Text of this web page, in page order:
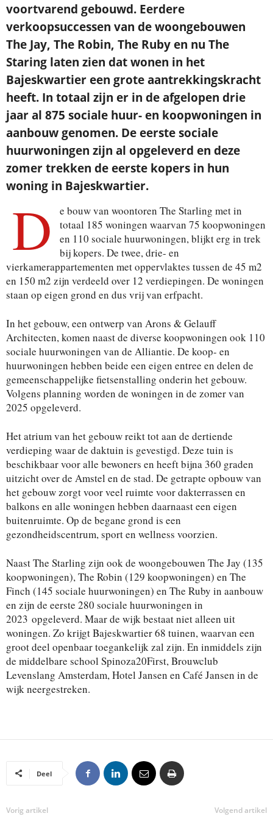
voortvarend gebouwd. Eerdere
verkoopsuccessen van de woongebouwen
The Jay, The Robin, The Ruby en nu The
Staring laten zien dat wonen in het
Bajeskwartier een grote aantrekkingskracht
heeft. In totaal zijn er in de afgelopen drie
jaar al 875 sociale huur- en koopwoningen in
aanbouw genomen. De eerste sociale
huurwoningen zijn al opgeleverd en deze
zomer trekken de eerste kopers in hun
woning in Bajeskwartier.
D
e bouw van woontoren The Starling met in
totaal 185 woningen waarvan 75 koopwoningen
en 110 sociale huurwoningen, blijkt erg in trek
bij kopers. De twee, drie- en
vierkamerappartementen met oppervlaktes tussen de 45 m2
en 150 m2 zijn verdeeld over 12 verdiepingen. De woningen
staan op eigen grond en dus vrij van erfpacht.
In het gebouw, een ontwerp van Arons & Gelauff
Architecten, komen naast de diverse koopwoningen ook 110
sociale huurwoningen van de Alliantie. De koop- en
huurwoningen hebben beide een eigen entree en delen de
gemeenschappelijke fietsenstalling onderin het gebouw.
Volgens planning worden de woningen in de zomer van
2025 opgeleverd.
Het atrium van het gebouw reikt tot aan de dertiende
verdieping waar de daktuin is gevestigd. Deze tuin is
beschikbaar voor alle bewoners en heeft bijna 360 graden
uitzicht over de Amstel en de stad. De getrapte opbouw van
het gebouw zorgt voor veel ruimte voor dakterrassen en
balkons en alle woningen hebben daarnaast een eigen
buitenruimte. Op de begane grond is een
gezondheidscentrum, sport en wellness voorzien.
Naast The Starling zijn ook de woongebouwen The Jay (135
koopwoningen), The Robin (129 koopwoningen) en The
Finch (145 sociale huurwoningen) en The Ruby in aanbouw
en zijn de eerste 280 sociale huurwoningen in
2023 opgeleverd. Maar de wijk bestaat niet alleen uit
woningen. Zo krijgt Bajeskwartier 68 tuinen, waarvan een
groot deel openbaar toegankelijk zal zijn. En inmiddels zijn
de middelbare school Spinoza20First, Brouwclub
Levenslang Amsterdam, Hotel Jansen en Café Jansen in de
wijk neergestreken.
Deel
Vorig artikel Volgend artikel